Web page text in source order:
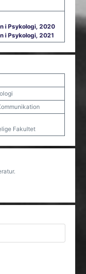
i Psykologi, 2020
i Psykologi, 2021
Fakultet